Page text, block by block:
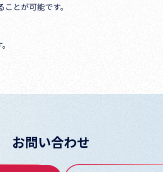
とが可能です。
お問い合わせ